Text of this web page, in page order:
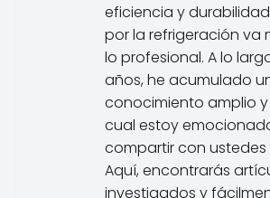
eficiencia y
por la refrigeración va
lo profesional. A lo
años, he acumulado
conocimiento amplio
cual estoy
compartir con ustedes
Aquí, encontrarás
investigados y